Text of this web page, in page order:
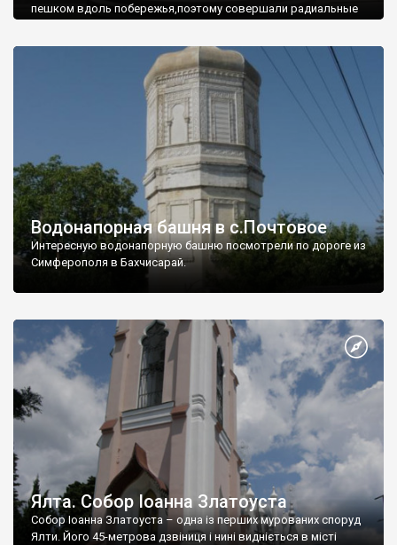
пешком вдоль побережья,поэтому совершали радиальные
Водонапорная башня в с.Почтовое
Интересную водонапорную башню посмотрели по дороге из
Симферополя в Бахчисарай.
Ялта. Собор Іоанна Златоуста
Собор Іоанна Златоуста – одна із перших мурованих споруд
Ялти. Його 45-метрова дзвіниця і нині видніється в місті